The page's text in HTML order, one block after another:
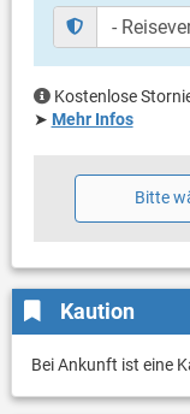
Kostenlose
➤ Mehr Infos
Bitte
Kaution
Bei Ankunft ist eine